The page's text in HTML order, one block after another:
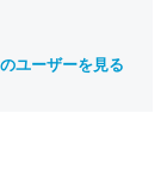
ユーザーを見る